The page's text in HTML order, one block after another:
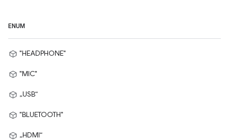
ENUM
"HEADPHONE"
"MIC"
„USB“
"BLUETOOTH"
„HDMI“